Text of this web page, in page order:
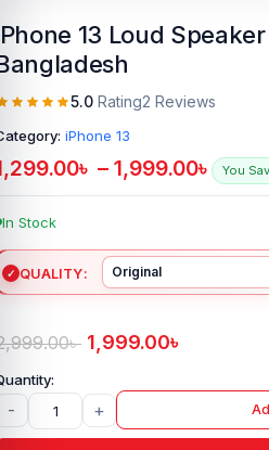
13 Loud
5.0 Rating2 Reviews
iPhone 13
৳ – 1,999.00৳ You
In Stock
QUALITY
৳ 1,999.00৳
- +